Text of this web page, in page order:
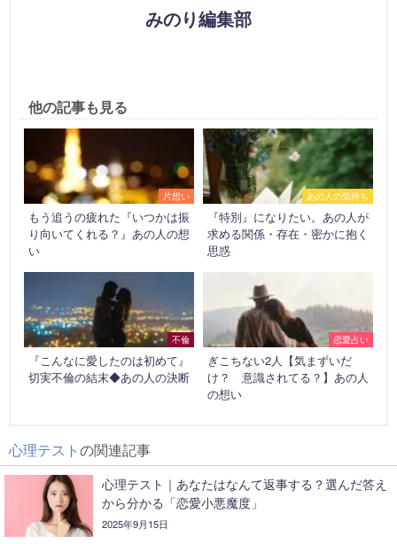
みのり編集部
他の記事も見る
片想い
もう追うの疲れた『いつかは振
り向いてくれる？』あの人の想
い
あの人の気持ち
『特別』になりたい。あの人が
求める関係・存在・密かに抱く
思惑
不倫
『こんなに愛したのは初めて』
切実不倫の結末◆あの人の決断
恋愛占い
ぎこちない2人【気まずいだ
け？ 意識されてる？】あの人
の想い
心理テストの関連記事
心理テスト｜あなたはなんて返事する？選んだ答え
から分かる「恋愛小悪魔度」
2025年9月15日